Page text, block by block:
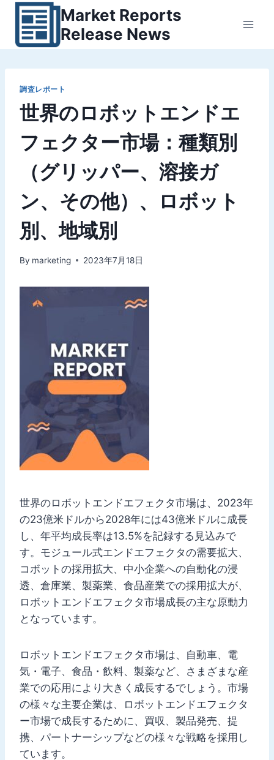
Market Reports
Release News
調査レポート
世界のロボットエンドエ
フェクター市場：種類別
（グリッパー、溶接ガ
ン、その他）、ロボット
別、地域別
By marketing 2023年7月18日
世界のロボットエンドエフェクタ市場は、2023年
の23億米ドルから2028年には43億米ドルに成長
し、年平均成長率は13.5%を記録する見込みで
す。モジュール式エンドエフェクタの需要拡大、
コボットの採用拡大、中小企業への自動化の浸
透、倉庫業、製薬業、食品産業での採用拡大が、
ロボットエンドエフェクタ市場成長の主な原動力
となっています。
ロボットエンドエフェクタ市場は、自動車、電
気・電子、食品・飲料、製薬など、さまざまな産
業での応用により大きく成長するでしょう。市場
の様々な主要企業は、ロボットエンドエフェクタ
ー市場で成長するために、買収、製品発売、提
携、パートナーシップなどの様々な戦略を採用し
ています。